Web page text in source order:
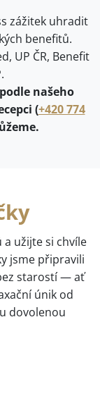
zážitek uhradit
benefitů.
UP ČR, Benefit
našeho
(+420 774
užijte si chvíle
jsme připravili
starostí — ať
únik od
dovolenou